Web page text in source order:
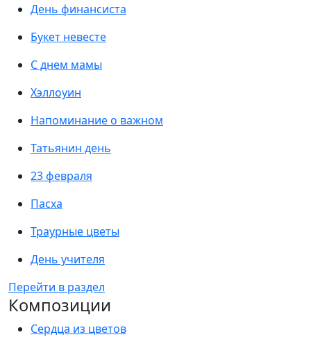
День финансиста
Букет невесте
С днем мамы
Хэллоуин
Напоминание о важном
Татьянин день
23 февраля
Пасха
Траурные цветы
День учителя
Перейти в раздел
Композиции
Сердца из цветов